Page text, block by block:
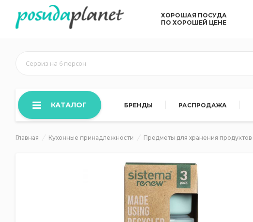
ХОРОШАЯ ПОСУДА
ПО ХОРОШЕЙ ЦЕНЕ
Сервиз на 6 персон
КАТАЛОГ БРЕНДЫ РАСПРОДАЖА
Главная Кухонные принадлежности Предметы для хранения продуктов